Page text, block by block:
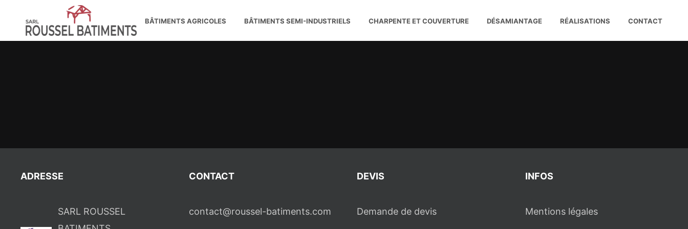
contenu
BÂTIMENTS AGRICOLES BÂTIMENTS SEMI-INDUSTRIELS CHARPENTE ET COUVERTURE DÉSAMIANTAGE RÉALISATIONS CONTACT
ADRESSE
SARL ROUSSEL
CONTACT
contact@roussel-batiments.com
DEVIS
Demande de devis
INFOS
Mentions légales